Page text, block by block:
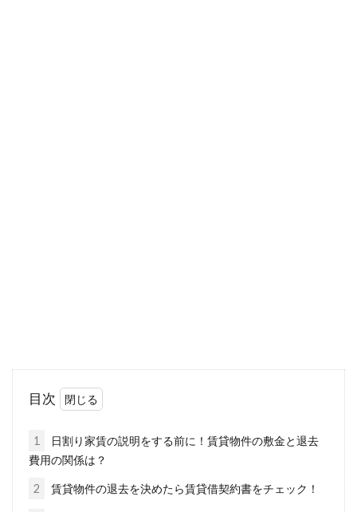
い？手取り15万円を例に解説
とき賃貸...
目次
1
日割り家賃の説明をする前に！賃貸物件の敷金と退去
費用の関係は？
2 賃貸物件の退去を決めたら賃貸借契約書をチェック！